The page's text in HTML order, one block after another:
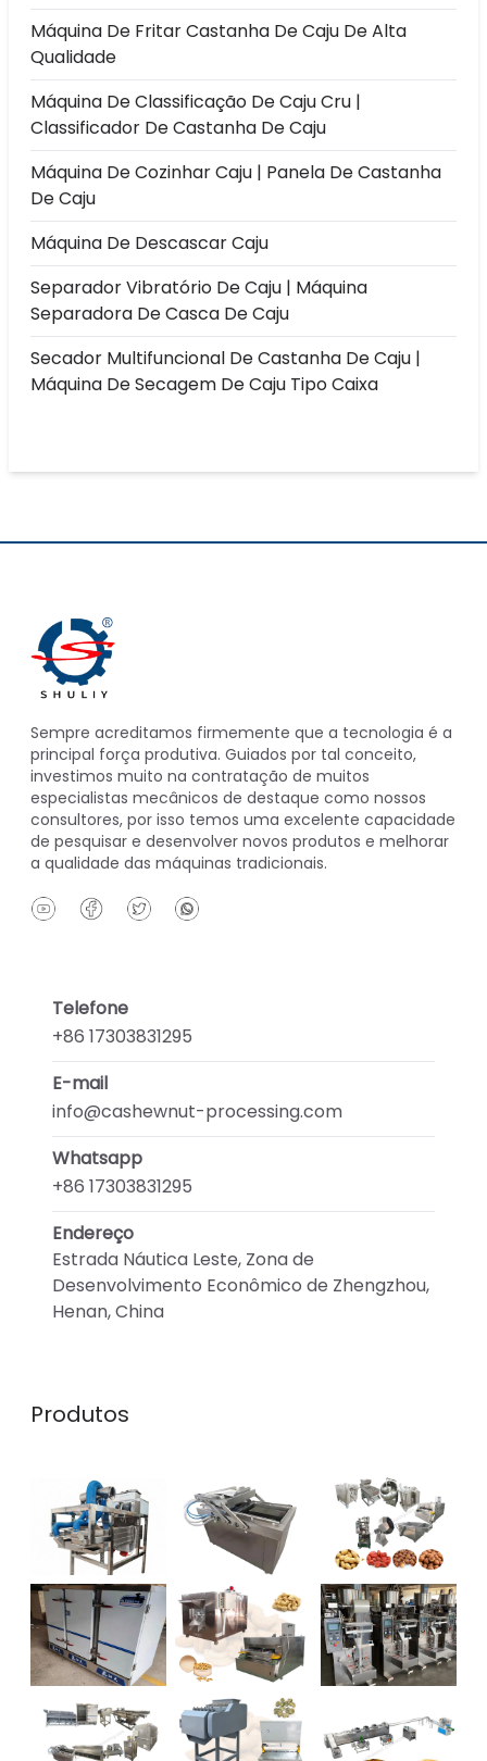
Máquina De Fritar Castanha De Caju De Alta
Qualidade
Máquina De Classificação De Caju Cru |
Classificador De Castanha De Caju
Máquina De Cozinhar Caju | Panela De Castanha
De Caju
Máquina De Descascar Caju
Separador Vibratório De Caju | Máquina
Separadora De Casca De Caju
Secador Multifuncional De Castanha De Caju |
Máquina De Secagem De Caju Tipo Caixa
Sempre acreditamos firmemente que a tecnologia é a
principal força produtiva. Guiados por tal conceito,
investimos muito na contratação de muitos
especialistas mecânicos de destaque como nossos
consultores, por isso temos uma excelente capacidade
de pesquisar e desenvolver novos produtos e melhorar
a qualidade das máquinas tradicionais.
Telefone
+86 17303831295
E-mail
info@cashewnut-processing.com
Whatsapp
+86 17303831295
Endereço
Estrada Náutica Leste, Zona de
Desenvolvimento Econômico de Zhengzhou,
Henan, China
Produtos